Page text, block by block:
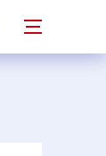
站內搜索